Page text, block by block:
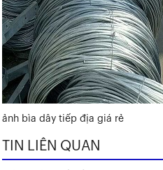
ảnh bìa dây tiếp địa giá rẻ
TIN LIÊN QUAN